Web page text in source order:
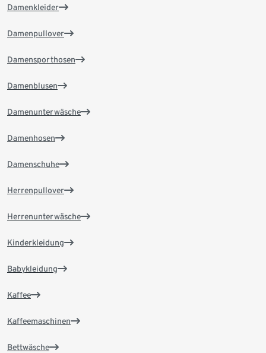
Damenkleider
Damenpullover
Damensporthosen
Damenblusen
Damenunterwäsche
Damenhosen
Damenschuhe
Herrenpullover
Herrenunterwäsche
Kinderkleidung
Babykleidung
Kaffee
Kaffeemaschinen
Bettwäsche